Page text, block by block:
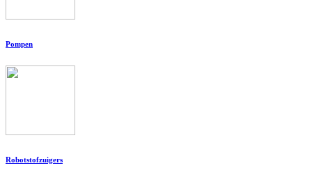
Pompen
Robotstofzuigers